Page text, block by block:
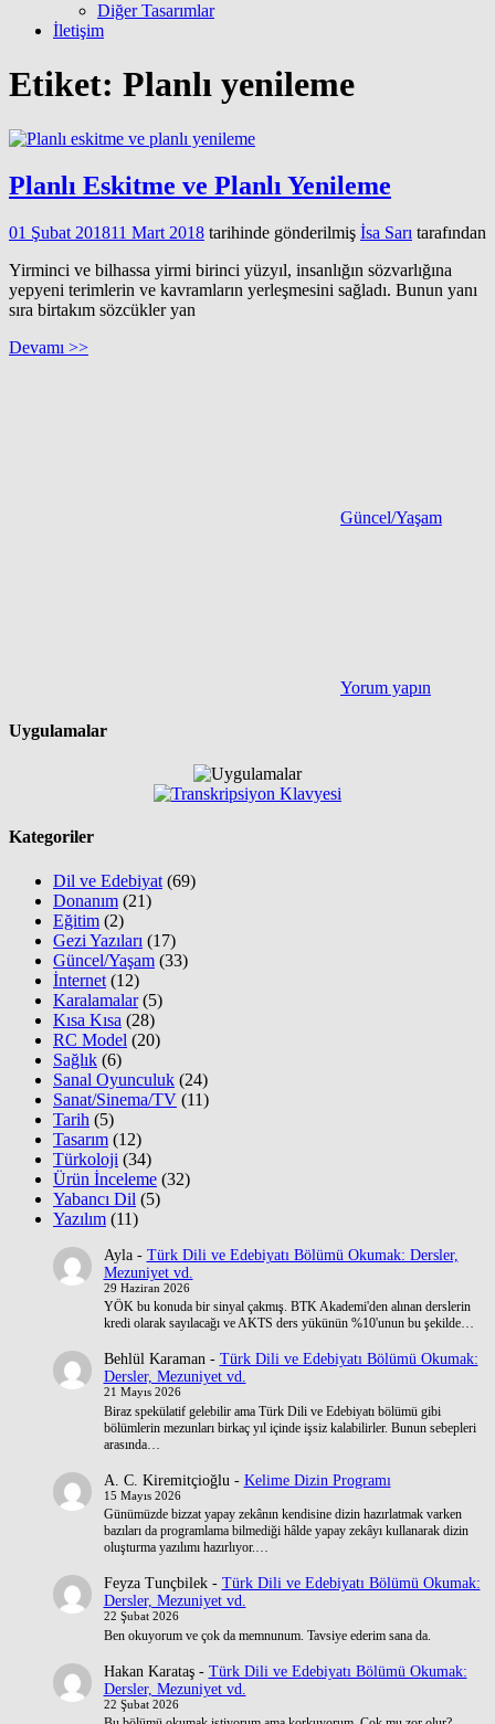
Diğer Tasarımlar
İletişim
Etiket: Planlı yenileme
Planlı Eskitme ve Planlı Yenileme
01 Şubat 201811 Mart 2018 tarihinde gönderilmiş İsa Sarı tarafından
Yirminci ve bilhassa yirmi birinci yüzyıl, insanlığın sözvarlığına
yepyeni terimlerin ve kavramların yerleşmesini sağladı. Bunun yanı
sıra birtakım sözcükler yan
Devamı >>
Güncel/Yaşam
Yorum yapın
Uygulamalar
Kategoriler
Dil ve Edebiyat (69)
Donanım (21)
Eğitim (2)
Gezi Yazıları (17)
Güncel/Yaşam (33)
İnternet (12)
Karalamalar(5)
Kısa Kısa (28)
RC Model (20)
Sağlık (6)
Sanal Oyunculuk (24)
Sanat/Sinema/TV (11)
Tarih (5)
Tasarım (12)
Türkoloji (34)
Ürün İnceleme (32)
Yabancı Dil (5)
Yazılım (11)
Ayla- Türk Dili ve Edebiyatı Bölümü Okumak: Dersler,
Mezuniyet vd.
29 Haziran 2026
YÖK bu konuda bir sinyal çakmış. BTK Akademi'den alınan derslerin
kredi olarak sayılacağı ve AKTS ders yükünün %10'unun bu şekilde…
Behlül Karaman- Türk Dili ve Edebiyatı Bölümü Okumak:
Dersler, Mezuniyet vd.
21 Mayıs 2026
Biraz spekülatif gelebilir ama Türk Dili ve Edebiyatı bölümü gibi
bölümlerin mezunları birkaç yıl içinde işsiz kalabilirler. Bunun sebepleri
arasında…
A. C. Kiremitçioğlu - Kelime Dizin Programı
15 Mayıs 2026
Günümüzde bizzat yapay zekânın kendisine dizin hazırlatmak varken
bazıları da programlama bilmediği hâlde yapay zekâyı kullanarak dizin
oluşturma yazılımı hazırlıyor.…
Feyza Tunçbilek- Türk Dili ve Edebiyatı Bölümü Okumak:
Dersler, Mezuniyet vd.
22 Şubat 2026
Ben okuyorum ve çok da memnunum. Tavsiye ederim sana da.
Hakan Karataş- Türk Dili ve Edebiyatı Bölümü Okumak:
Dersler, Mezuniyet vd.
22 Şubat 2026